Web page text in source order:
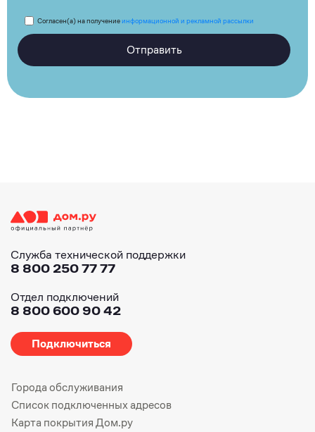
Согласен(а) на получениеинформационной и рекламной рассылки
Отправить
Служба технической поддержки
8 800 250 77 77
Отдел подключений
8 800 600 90 42
Подключиться
Города обслуживания
Список подключенных адресов
Карта покрытия Дом.ру